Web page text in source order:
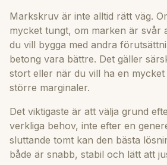
Markskruv är inte alltid rätt väg.
mycket tungt, om marken är svår
du vill bygga med andra
betong vara bättre. Det gäller
stort eller när du vill ha en
större marginaler.
Det viktigaste är att välja grund
verkliga behov, inte efter en
sluttande tomt kan den bästa
både är snabb, stabil och lätt att